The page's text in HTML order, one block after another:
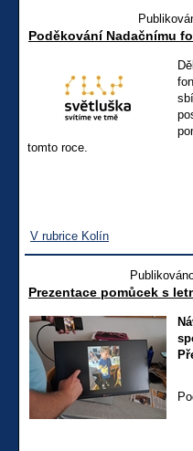
Poděkování Nadačnímu
tomto roce.
V rubrice Kolín
Prezentace pomůcek s